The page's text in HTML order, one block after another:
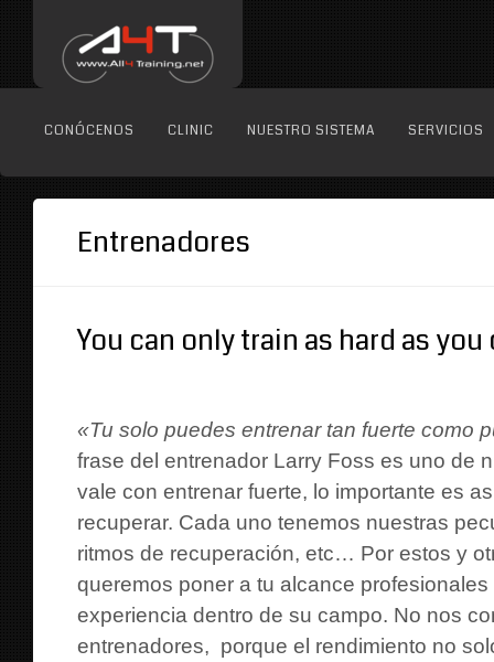
CONÓCENOS CLINIC NUESTRO SISTEMA SERVICIOS
Entrenadores
You can only train as hard as
«Tu solo puedes entrenar tan fuerte como
frase del entrenador Larry Foss es uno de
vale con entrenar fuerte, lo importante es
recuperar. Cada uno tenemos nuestras
ritmos de recuperación, etc… Por estos y
queremos poner a tu alcance
experiencia dentro de su campo. No nos
entrenadores, porque el rendimiento no